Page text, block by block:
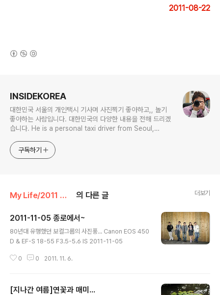
2011-08-22
INSIDEKOREA
대한민국 서울의 개인택시 기사며 사진찍기 좋아하고,, 놀기
좋아하는 사람입니다. 대한민국의 다양한 내용을 전해 드리겠
습니다. He is a personal taxi driver from Seoul,
play. I will give you various contents of Korea.
구독하기
My Life/2011 하루 의 다른 글 더보기
2011-11-05 종로에서~
80년대 유행했던 보컬그룹의 사진풍... Canon EOS 450
D & EF-S 18-55 F3.5-5.6 IS 2011-11-05
0 0 2011. 11. 6.
[지나간 여름]연꽃과 매미...